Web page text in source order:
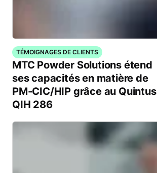
TÉMOIGNAGES DE CLIENTS
MTC Powder Solutions étend
ses capacités en matière de
PM-CIC/HIP grâce au Quintus
QIH 286